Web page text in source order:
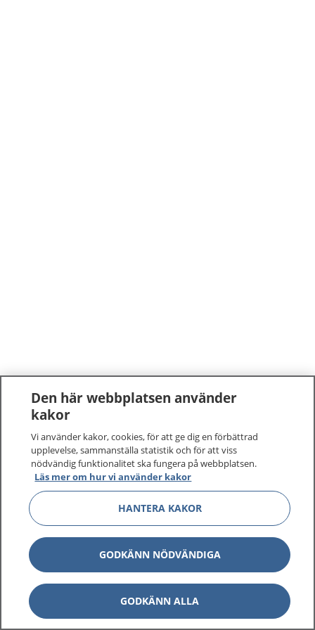
Den här webbplatsen använder
kakor
Vi använder kakor, cookies, för att ge dig en förbättrad
upplevelse, sammanställa statistik och för att viss
nödvändig funktionalitet ska fungera på webbplatsen.
Läs mer om hur vi använder kakor
HANTERA KAKOR
GODKÄNN NÖDVÄNDIGA
GODKÄNN ALLA